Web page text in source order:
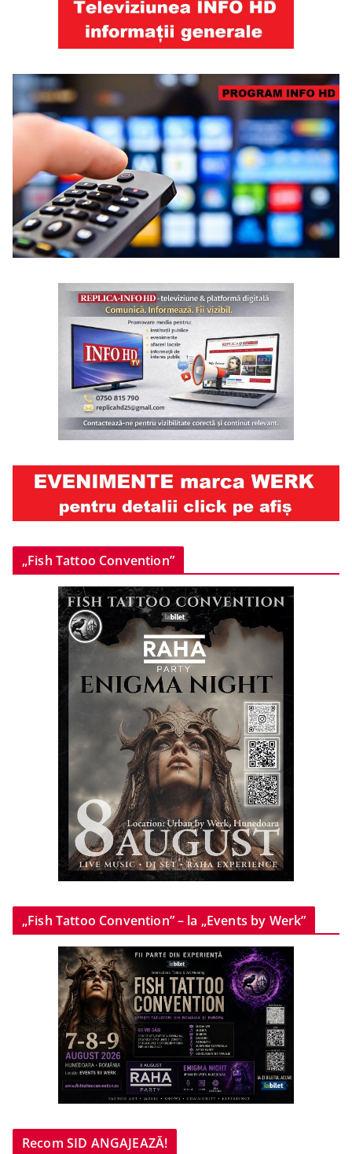
„Fish Tattoo Convention”
„Fish Tattoo Convention” – la „Events by Werk”
Recom SID ANGAJEAZĂ!